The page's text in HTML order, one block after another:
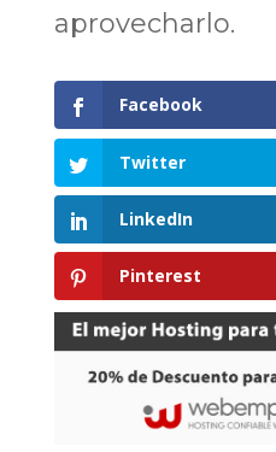
aprovecharlo.
Facebook
Twitter
LinkedIn
Pinterest